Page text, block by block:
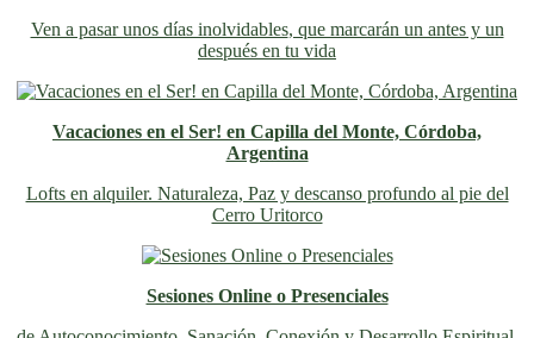
Ven a pasar unos días inolvidables, que marcarán un antes y un
después en tu vida
Vacaciones en el Ser! en Capilla del Monte, Córdoba,
Argentina
Lofts en alquiler. Naturaleza, Paz y descanso profundo al pie del
Cerro Uritorco
Sesiones Online o Presenciales